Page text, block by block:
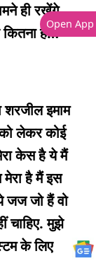
ही रखेंगे,
है… ”
इमाम
लेकर कोई
केस है ये मैं
है मैं इस
जज जो हैं वो
चाहिए. मुझे
के लिए
Open App